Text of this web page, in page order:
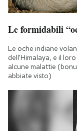
Newsletter
Regala il Post
Hai bisogno
Esci
Le formidabili
Le oche indiane
dell'Himalaya, e il
alcune malattie
abbiate visto)